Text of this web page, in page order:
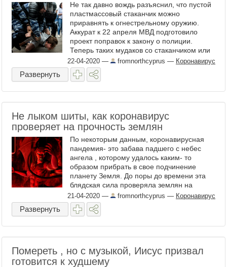
Не так давно вождь разъяснил, что пустой
пластмассовый стаканчик можно
приравнять к огнестрельному оружию.
Аккурат к 22 апреля МВД подготовило
проект поправок к закону о полиции.
Теперь таких мудаков со стаканчиком или
с мороженным в руках решено
отстреливать.Ведь эксимо может ...
22-04-2020 — fromnorthcyprus — Коронавирус
Развернуть
Не лыком шиты, как коронавирус
проверяет на прочность землян
По некоторым данным, коронавирусная
пандемия- это забава падшего с небес
ангела , которому удалось каким- то
образом прибрать в свое подчинение
планету Земля. До поры до времени эта
блядская сила проверяла землян на
прочность, посылая им всякие соблазны.
То властью искушала, то деньгами, ...
21-04-2020 — fromnorthcyprus — Коронавирус
Развернуть
Помереть , но с музыкой, Иисус призвал
готовится к худшему